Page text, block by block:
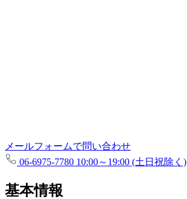
メールフォームで問い合わせ
06-6975-7780 10:00～19:00 (土日祝除く)
基本情報